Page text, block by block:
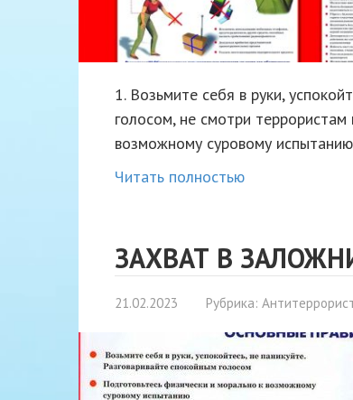
1. Возьмите себя в руки,
голосом, не смотри террористам
возможному суровому
Читать полностью
ЗАХВАТ В
21.02.2023 Рубрика: